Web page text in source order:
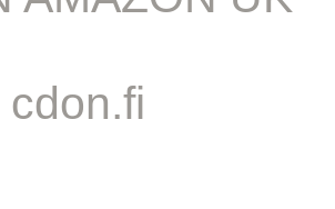
cdon.fi